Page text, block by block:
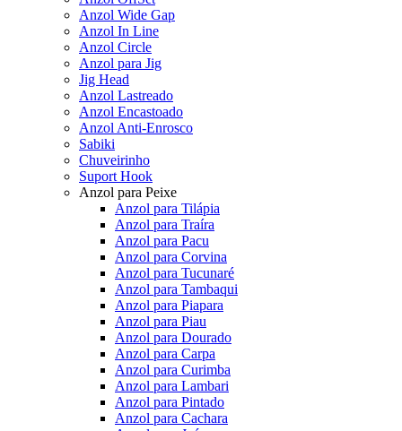
Anzol Wide Gap
Anzol In Line
Anzol Circle
Anzol para Jig
Jig Head
Anzol Lastreado
Anzol Encastoado
Anzol Anti-Enrosco
Sabiki
Chuveirinho
Suport Hook
Anzol para Peixe
Anzol para Tilápia
Anzol para Traíra
Anzol para Pacu
Anzol para Corvina
Anzol para Tucunaré
Anzol para Tambaqui
Anzol para Piapara
Anzol para Piau
Anzol para Dourado
Anzol para Carpa
Anzol para Curimba
Anzol para Lambari
Anzol para Pintado
Anzol para Cachara